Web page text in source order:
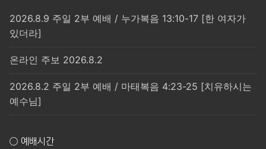
2026.8.9 주일 2부 예배 / 누가복음 13:10-17 [한 여자가
있더라]
온라인 주보 2026.8.2
2026.8.2 주일 2부 예배 / 마태복음 4:23-25 [치유하시는
예수님]
○ 예배시간